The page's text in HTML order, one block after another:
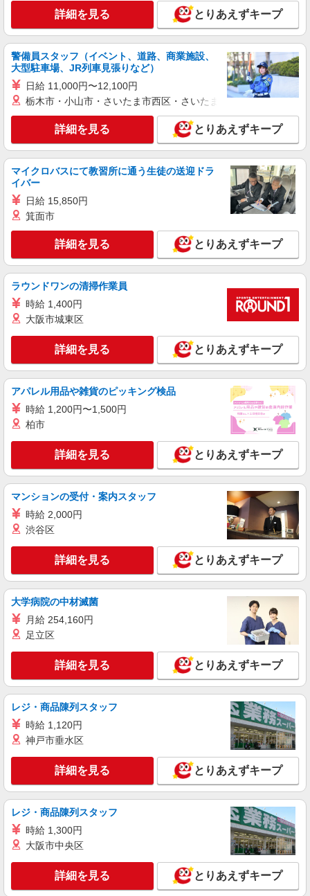
詳細を見る とりあえずキープ
警備員スタッフ（イベント、道路、商業施設、
大型駐車場、JR列車見張りなど）
日給 11,000円〜12,100円
栃木市・小山市・さいたま市西区・さいたま市岩槻区・久喜市・
詳細を見る とりあえずキープ
マイクロバスにて教習所に通う生徒の送迎ドラ
イバー
日給 15,850円
箕面市
詳細を見る とりあえずキープ
ラウンドワンの清掃作業員
時給 1,400円
大阪市城東区
詳細を見る とりあえずキープ
アパレル用品や雑貨のピッキング検品
時給 1,200円〜1,500円
柏市
詳細を見る とりあえずキープ
マンションの受付・案内スタッフ
時給 2,000円
渋谷区
詳細を見る とりあえずキープ
大学病院の中材滅菌
月給 254,160円
足立区
詳細を見る とりあえずキープ
レジ・商品陳列スタッフ
時給 1,120円
神戸市垂水区
詳細を見る とりあえずキープ
レジ・商品陳列スタッフ
時給 1,300円
大阪市中央区
詳細を見る とりあえずキープ